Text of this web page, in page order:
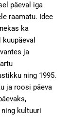
päeval iga
raamatu. Idee
ka
ja
ning 1995.
ja roosi päeva
kultuuri